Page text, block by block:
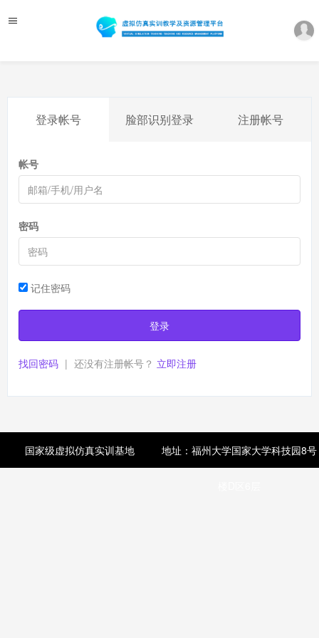
登录帐号 脸部识别登录 注册帐号
帐号
密码
记住密码
登录
找回密码 | 还没有注册帐号？ 立即注册
国家级虚拟仿真实训基地 地址：福州大学国家大学科技园8号